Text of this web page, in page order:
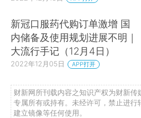
新冠口服药代购订单激增 国
内储备及使用规划进展不明｜
大流行手记（12月4日）
2022年12月05日 APP打开
财新网所刊载内容之知识产权为财新传
专属所有或持有。未经许可，禁止进行
建立镜像等任何使用。